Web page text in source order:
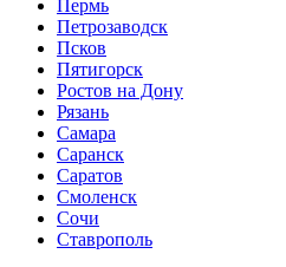
Пермь
Петрозаводск
Псков
Пятигорск
Ростов на Дону
Рязань
Самара
Саранск
Саратов
Смоленск
Сочи
Ставрополь